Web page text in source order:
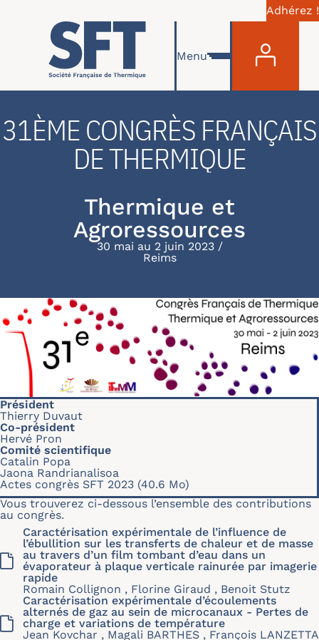
Aller au contenu principal
Adhérez !
Menu
31ÈME CONGRÈS FRANÇAIS
DE THERMIQUE
Thermique et
Agroressources
30 mai au 2 juin 2023
Reims
Président
Thierry Duvaut
Co-président
Hervé Pron
Comité scientifique
Catalin Popa
Jaona Randrianalisoa
Actes congrès SFT 2023 (40.6 Mo)
Vous trouverez ci-dessous l’ensemble des contributions
au congrès.
Caractérisation expérimentale de l’influence de
l’ébullition sur les transferts de chaleur et de masse
au travers d’un film tombant d’eau dans un
évaporateur à plaque verticale rainurée par imagerie
rapide
Romain Collignon , Florine Giraud , Benoit Stutz
Caractérisation expérimentale d’écoulements
alternés de gaz au sein de microcanaux - Pertes de
charge et variations de température
Jean Kovchar , Magali BARTHES , François LANZETTA